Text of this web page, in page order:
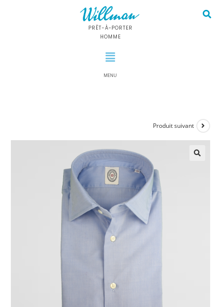
PRÊT-À-PORTER
HOMME
MENU
Produit suivant